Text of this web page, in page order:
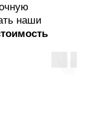
наши